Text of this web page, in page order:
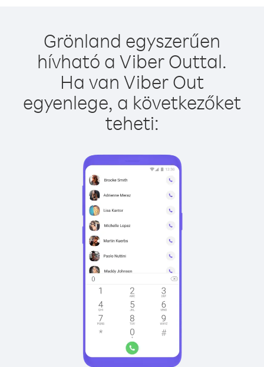
Grönland egyszerűen
hívható a Viber Outtal.
Ha van Viber Out
egyenlege, a következőket
teheti: